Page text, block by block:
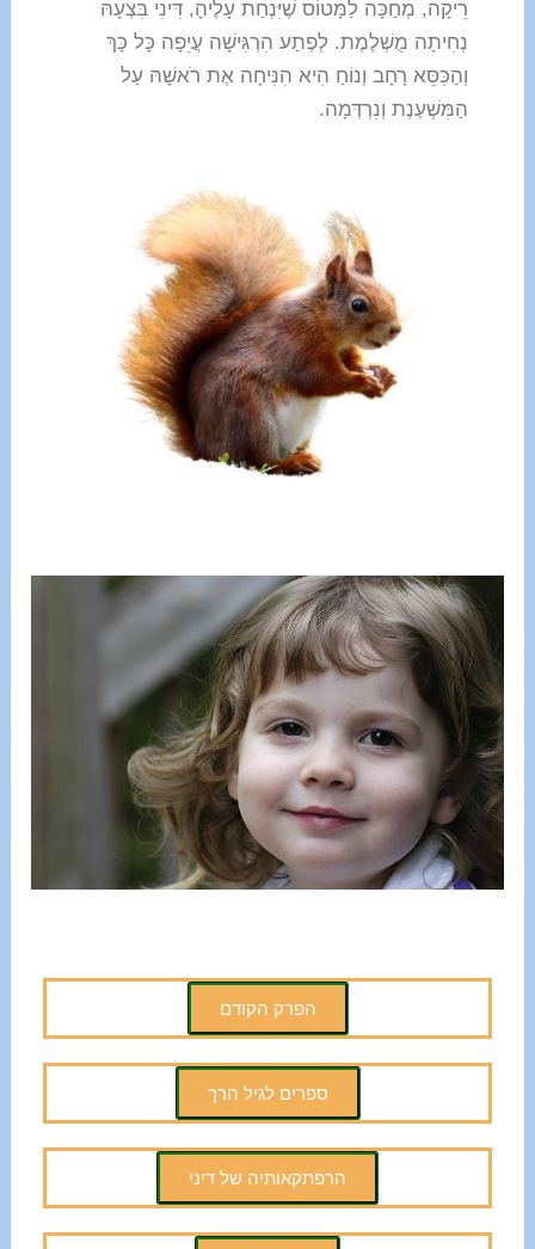
רֵיקָה, מְחַכָּה לַמָּטוֹס שֶׁיִּנְחַת עָלֶיהָ, דִּינִי בִּצְעָהּ
נְחִיתָה מֻשְׁלֶמֶת. לְפֶתַע הִרְגִּישָׁה עֲיֵפָה כָּל כָּךְ
וְהַכִּסֵּא רָחָב וְנוֹחַ הִיא הִנִּיחָה אֶת רֹאשָׁהּ עַל
הַמִּשְׁעֶנֶת וְנִרְדְּמָה.
הפרק הקודם
ספרים לגיל הרך
הרפתקאותיה של דיני